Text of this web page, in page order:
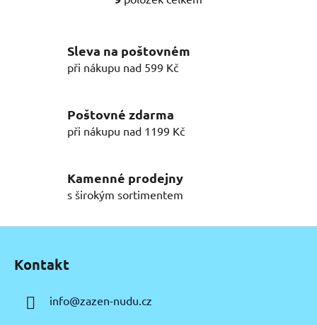
O
á
d
í
p
k
y
ý
Sleva na poštovném
při nákupu nad 599 Kč
Poštovné zdarma
při nákupu nad 1199 Kč
Kamenné prodejny
s širokým sortimentem
Kontakt
info@zazen-nudu.cz